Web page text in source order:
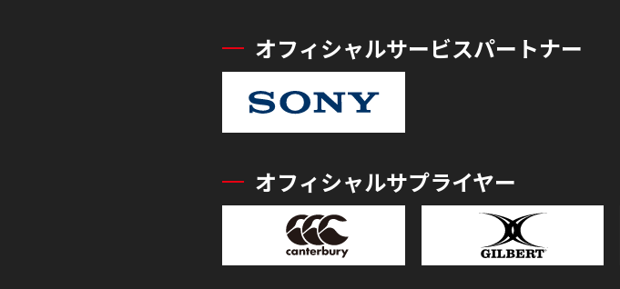
オフィシャルサービスパートナー
オフィシャルサプライヤー